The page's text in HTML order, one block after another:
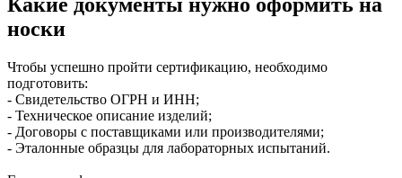
носки
Чтобы успешно пройти сертификацию, необходимо
подготовить:
- Свидетельство ОГРН и ИНН;
- Техническое описание изделий;
- Договоры с поставщиками или производителями;
- Эталонные образцы для лабораторных испытаний.